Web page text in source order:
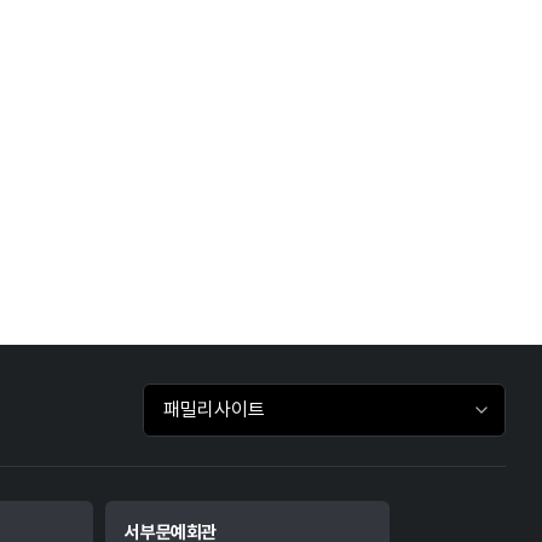
패밀리사이트 바로가기
서부문예회관